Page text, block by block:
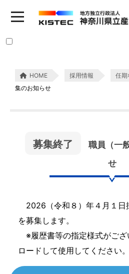
HOME 採用情報 任期
集のお知らせ
募集終了
職員（一
せ
2026（令和８）年４月１日
を募集します。
※履歴書等の指定様式がござ
ロードして使用してください。